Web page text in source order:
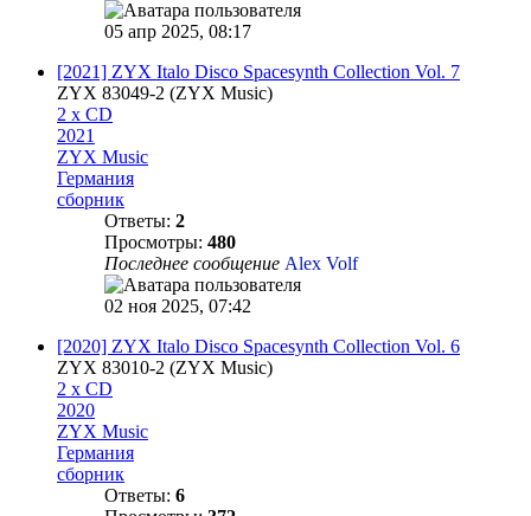
05 апр 2025, 08:17
[2021] ZYX Italo Disco Spacesynth Collection Vol. 7
ZYX 83049-2 (ZYX Music)
2 x CD
2021
ZYX Music
Германия
сборник
Ответы: 2
Просмотры: 480
Последнее сообщение Alex Volf
02 ноя 2025, 07:42
[2020] ZYX Italo Disco Spacesynth Collection Vol. 6
ZYX 83010-2 (ZYX Music)
2 x CD
2020
ZYX Music
Германия
сборник
Ответы: 6